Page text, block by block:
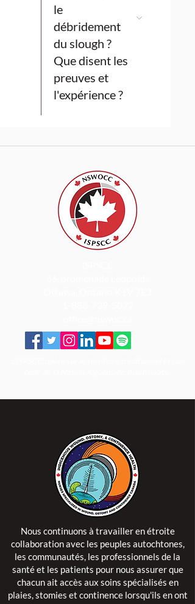
le
débridement
du slough ?
Que disent les
preuves et
l'expérience ?
Nous continuons à travailler en étroite
collaboration avec les peuples autochtones,
les communautés, les professionnels de la
santé et les patients pour nous assurer que
chacun ait accès aux soins spécialisés en
plaies, stomies et continence lorsqu'ils en ont